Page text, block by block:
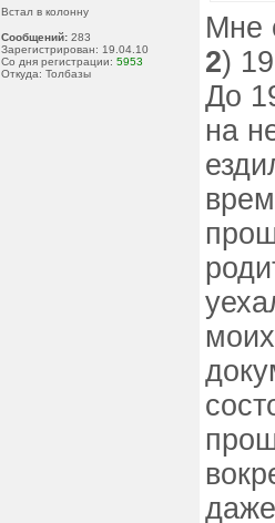
Встал в колонну
Сообщений: 283
Зарегистрирован: 19.04.10
Со дня регистрации: 5953
Откуда: Толбазы
Мне
2)
До
на